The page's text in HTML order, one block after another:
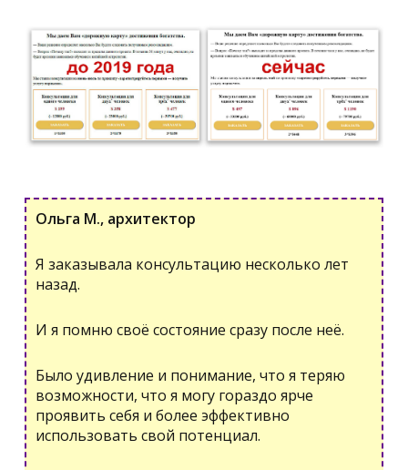
Ольга М., архитектор
Я заказывала консультацию несколько лет
назад.
И я помню своё состояние сразу после неё.
Было удивление и понимание, что я теряю
возможности, что я могу гораздо ярче
проявить себя и более эффективно
использовать свой потенциал.